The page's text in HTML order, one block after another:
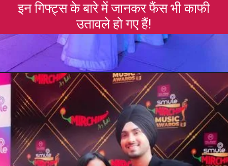
इन गिफ्ट्स के बारे में जानकर फैंस भी काफी
उतावले हो गए हैं!